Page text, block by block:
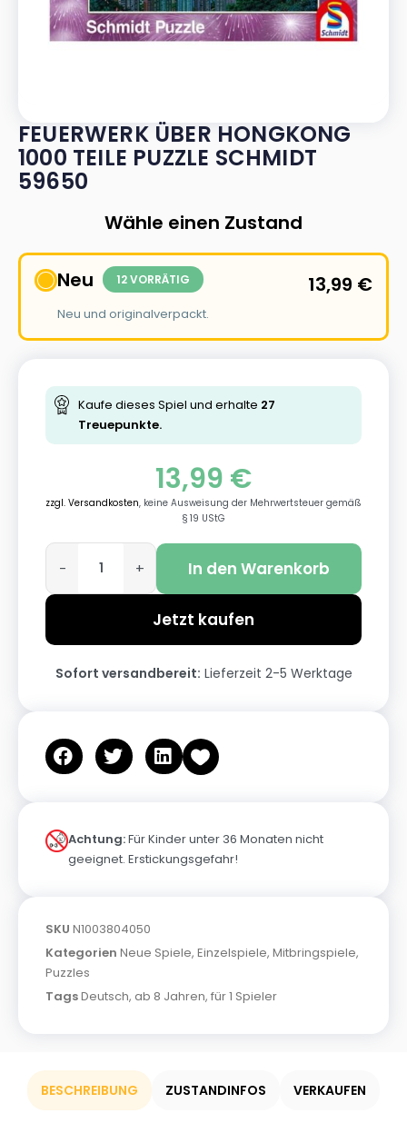
FEUERWERK ÜBER HONGKONG
1000 TEILE PUZZLE SCHMIDT
59650
Wähle einen Zustand
Neu 12 VORRÄTIG
Neu und originalverpackt.
13,99 €
Kaufe dieses Spiel und erhalte 27
Treuepunkte.
13,99 €
zzgl. Versandkosten, keine Ausweisung der Mehrwertsteuer gemäß
§ 19 UStG
- + In den Warenkorb
Jetzt kaufen
Sofort versandbereit: Lieferzeit 2-5 Werktage
Achtung:Für Kinder unter 36 Monaten nicht
geeignet. Erstickungsgefahr!
SKU N1003804050
Kategorien Neue Spiele, Einzelspiele, Mitbringspiele,
Puzzles
TagsDeutsch, ab 8 Jahren, für 1 Spieler
BESCHREIBUNG ZUSTANDINFOS VERKAUFEN